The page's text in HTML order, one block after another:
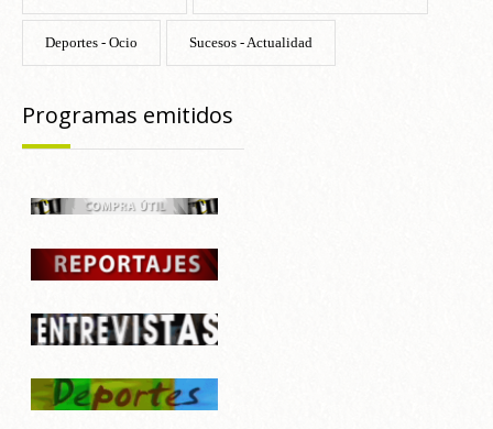
Deportes - Ocio Sucesos - Actualidad
Programas emitidos